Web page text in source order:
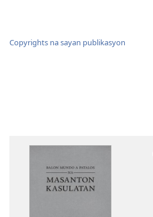
Copyrights na sayan publikasyon